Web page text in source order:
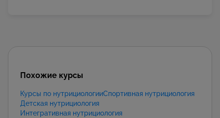
Похожие курсы
Курсы по нутрициологииСпортивная нутрициология
Детская нутрициология
Интегративная нутрициология